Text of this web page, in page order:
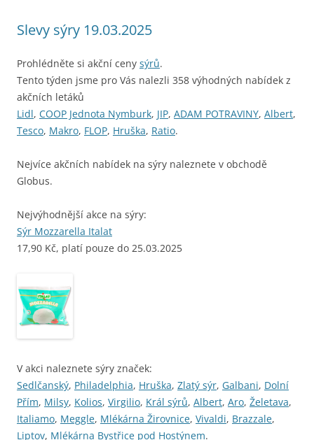
Slevy sýry 19.03.2025
Prohlédněte si akční ceny sýrů.
Tento týden jsme pro Vás nalezli 358 výhodných nabídek z
akčních letáků
Lidl, COOP Jednota Nymburk, JIP, ADAM POTRAVINY, Albert,
Tesco, Makro, FLOP, Hruška, Ratio.
Nejvíce akčních nabídek na sýry naleznete v obchodě
Globus.
Nejvýhodnější akce na sýry:
Sýr Mozzarella Italat
17,90 Kč, platí pouze do 25.03.2025
V akci naleznete sýry značek:
Sedlčanský, Philadelphia, Hruška, Zlatý sýr, Galbani, Dolní
Přím, Milsy, Kolios, Virgilio, Král sýrů, Albert, Aro, Želetava,
Italiamo, Meggle, Mlékárna Žirovnice, Vivaldi, Brazzale,
Liptov, Mlékárna Bystřice pod Hostýnem.